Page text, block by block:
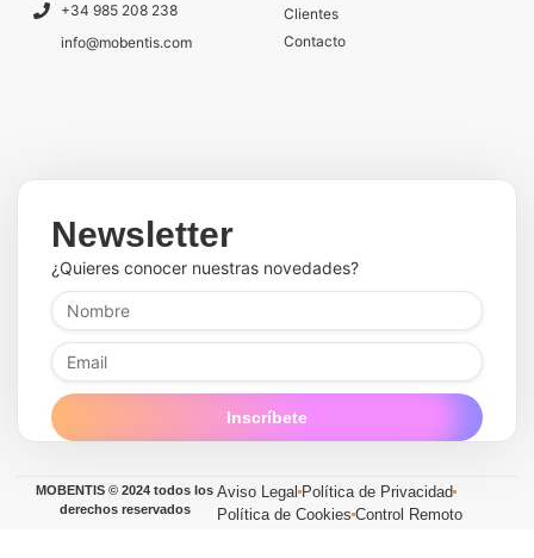
+34 985 208 238
info@mobentis.com
Clientes
Contacto
Newsletter
¿Quieres conocer nuestras novedades?
Inscríbete
MOBENTIS © 2024 todos los
derechos reservados
Aviso Legal Política de Privacidad
Política de Cookies Control Remoto